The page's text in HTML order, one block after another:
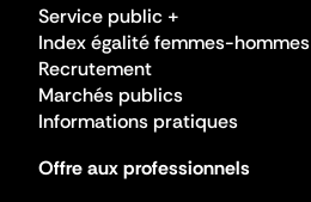
Service public +
Index égalité femmes-hommes
Recrutement
Marchés publics
Informations pratiques
Offre aux professionnels